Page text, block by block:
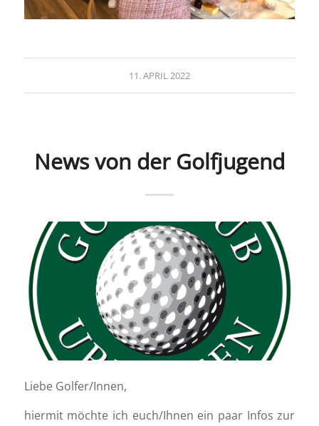
11. APRIL 2022
News von der Golfjugend
Liebe Golfer/Innen,
hiermit möchte ich euch/Ihnen ein paar Infos zur